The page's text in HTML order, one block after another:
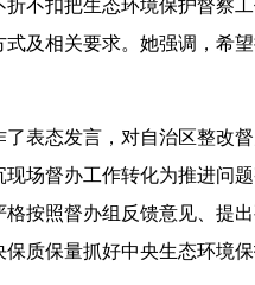
不扣把生态环境保护督察
及相关要求。她强调，希
了表态发言，对自治区整改
现场督办工作转化为推进问
按照督办组反馈意见、提
质保量抓好中央生态环境